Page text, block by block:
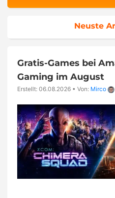
Neuste
Gratis-Games bei
Gaming im August
Erstellt: 06.08.2026 • Von: Mirco